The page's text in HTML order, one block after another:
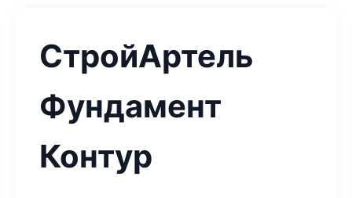
СтройАртель
Фундамент
Контур